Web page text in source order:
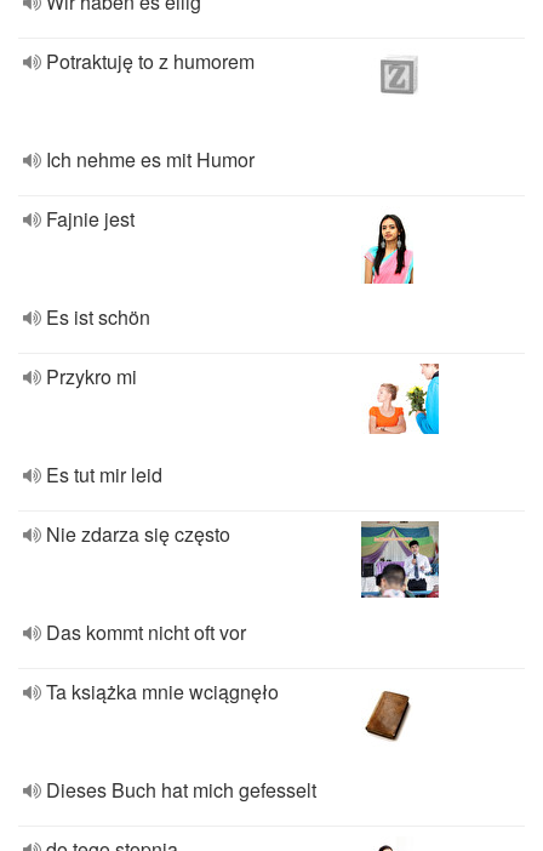
Potraktuję to z humorem
Ich nehme es mit Humor
Fajnie jest
Es ist schön
Przykro mi
Es tut mir leid
Nie zdarza się często
Das kommt nicht oft vor
Ta książka mnie wciągnęło
Dieses Buch hat mich gefesselt